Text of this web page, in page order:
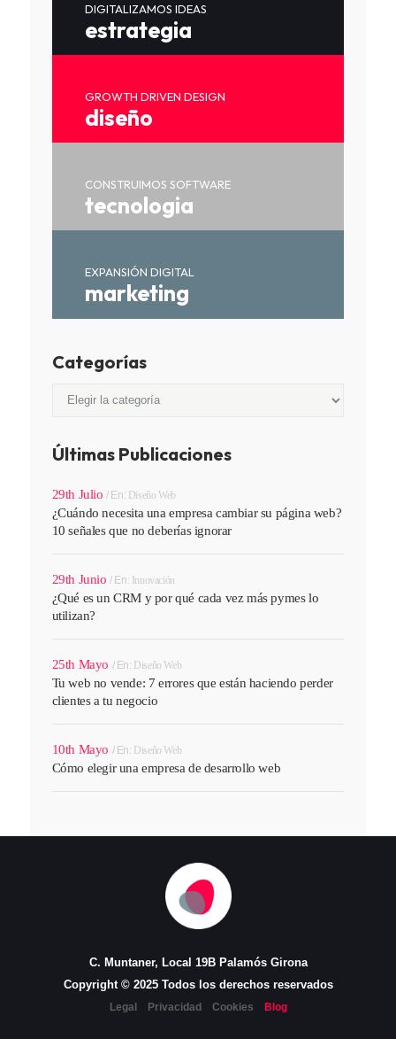
DIGITALIZAMOS IDEAS
estrategia
GROWTH DRIVEN DESIGN
diseño
CONSTRUIMOS SOFTWARE
tecnologia
EXPANSIÓN DIGITAL
marketing
Categorías
Categorías
Últimas Publicaciones
29th JulioEn: Diseño Web
¿Cuándo necesita una empresa cambiar su página web?
10 señales que no deberías ignorar
29th JunioEn: Innovación
¿Qué es un CRM y por qué cada vez más pymes lo
utilizan?
25th Mayo En: Diseño Web
Tu web no vende: 7 errores que están haciendo perder
clientes a tu negocio
10th Mayo En: Diseño Web
Cómo elegir una empresa de desarrollo web
C. Muntaner, Local 19B Palamós Girona
Copyright © 2025 Todos los derechos reservados
Legal Privacidad Cookies Blog